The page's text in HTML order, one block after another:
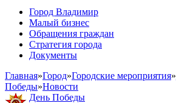
Город Владимир
Малый бизнес
Обращения граждан
Стратегия города
Документы
Главная»Город»Городские мероприятия»
Победы»Новости
День Победы